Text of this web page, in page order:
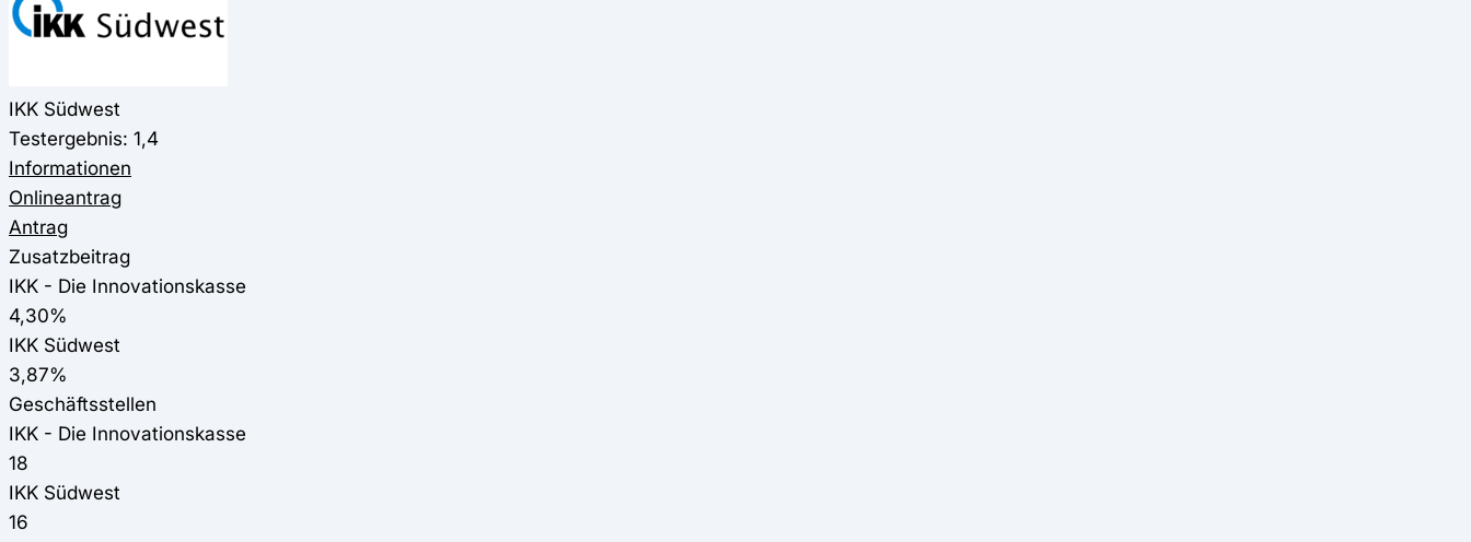
IKK Südwest
Testergebnis: 1,4
Informationen
Onlineantrag
Antrag
Zusatzbeitrag
IKK - Die Innovationskasse
4,30%
IKK Südwest
3,87%
Geschäftsstellen
IKK - Die Innovationskasse
18
IKK Südwest
16